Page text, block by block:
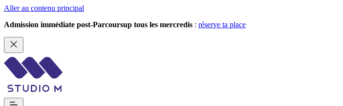
Aller au contenu principal
Admission immédiate post-Parcoursup tous les mercredis : réserve ta place